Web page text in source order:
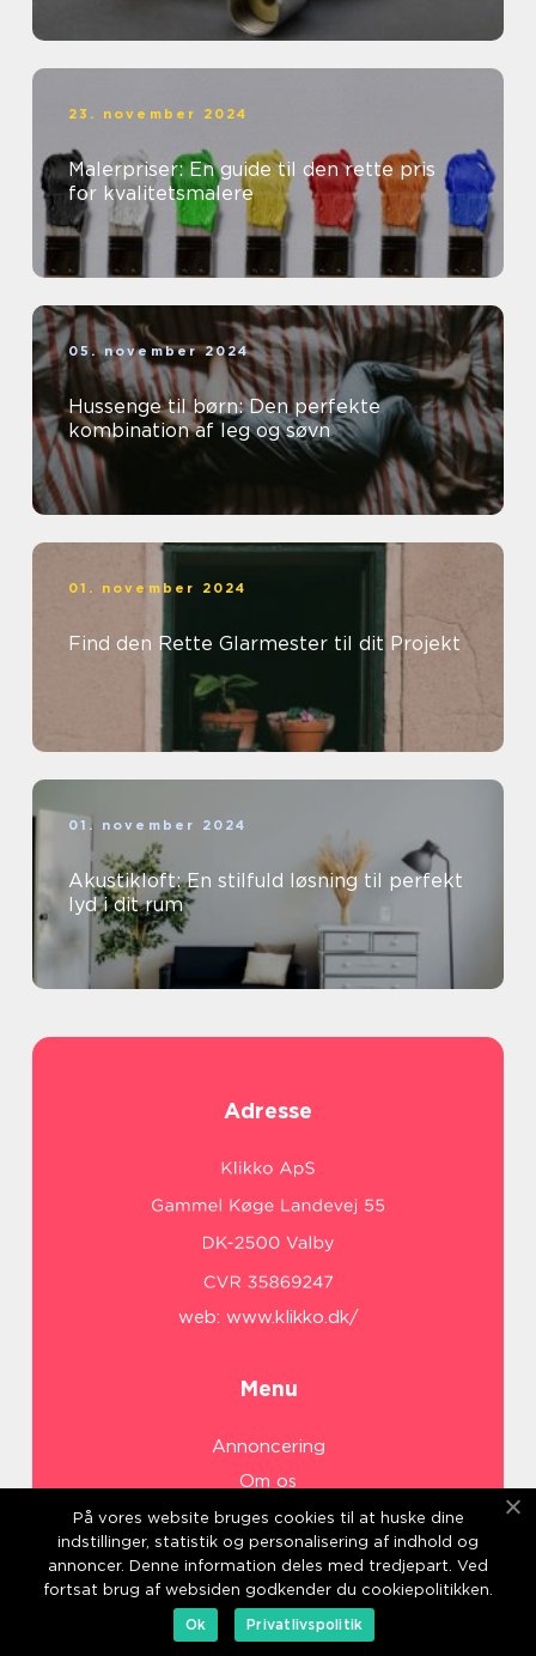
23. november 2024
Malerpriser: En guide til den rette pris
for kvalitetsmalere
05. november 2024
Hussenge til børn: Den perfekte
kombination af leg og søvn
01. november 2024
Find den Rette Glarmester til dit Projekt
01. november 2024
Akustikloft: En stilfuld løsning til perfekt
lyd i dit rum
Adresse
web: www.klikko.dk/
Menu
Annoncering
Om os
Cookies
Kontakt os
Sitemap
På vores website bruges cookies til at huske dine
indstillinger, statistik og personalisering af indhold og
annoncer. Denne information deles med tredjepart. Ved
fortsat brug af websiden godkender du cookiepolitikken.
Ok
Privatlivspolitik